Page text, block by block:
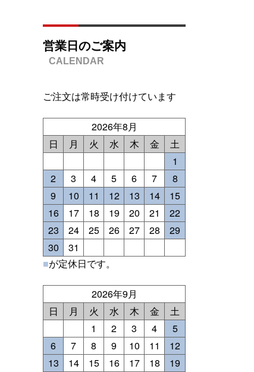
営業日のご案内
ご注文は常時受け付けています
2026年8月
日
月 火 水 木 金
土
1
2
3 4 5 6 7
8
9
10 11 12 13 14
15
16
17 18 19 20 21
22
23
24 25 26 27 28
29
30
31
■が定休日です。
2026年9月
日
月 火 水 木 金
土
1
2 3 4
5
6
7 8 9 10 11
12
13
14 15 16 17 18
19